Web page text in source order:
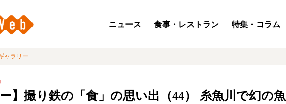
ニュース 食事・レストラン 特集・コラム
ャラリー
】撮り鉄の「食」の思い出（44） 糸魚川で幻の魚